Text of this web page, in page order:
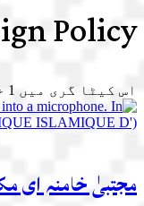
Policy
اس کیٹا گری میں 1
مجتبیٰ خامنہ ای